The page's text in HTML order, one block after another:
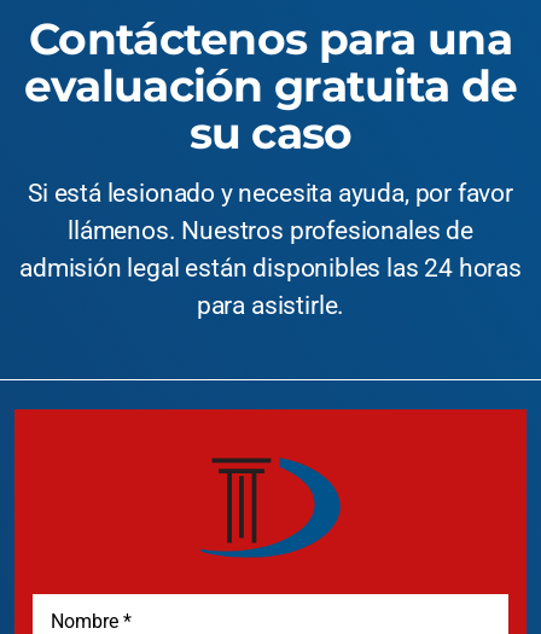
Contáctenos para una
evaluación gratuita de
su caso
Si está lesionado y necesita ayuda, por favor
llámenos. Nuestros profesionales de
admisión legal están disponibles las 24 horas
para asistirle.